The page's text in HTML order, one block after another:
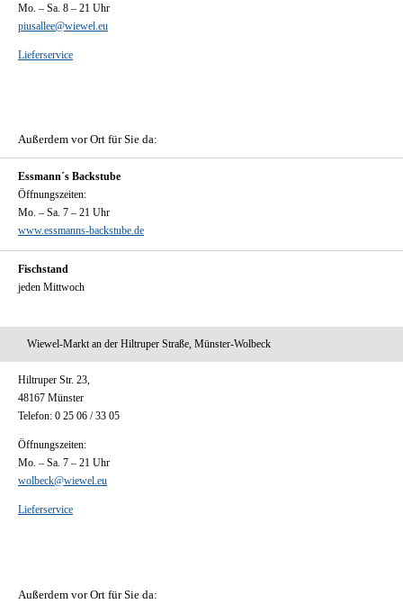
Mo. – Sa. 8 – 21 Uhr
piusallee@wiewel.eu
Lieferservice
Außerdem vor Ort für Sie da:
Essmann´s Backstube
Öffnungszeiten:
Mo. – Sa. 7 – 21 Uhr
www.essmanns-backstube.de
Fischstand
jeden Mittwoch
Wiewel-Markt an der Hiltruper Straße, Münster-Wolbeck
Hiltruper Str. 23,
48167 Münster
Telefon: 0 25 06 / 33 05
Öffnungszeiten:
Mo. – Sa. 7 – 21 Uhr
wolbeck@wiewel.eu
Lieferservice
Außerdem vor Ort für Sie da: